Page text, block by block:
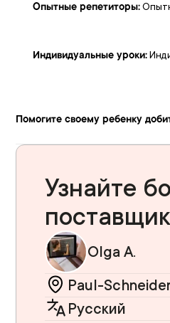
Опытные репетиторы:
Индивидуальные уроки:
Помогите своему ребенку
Узнайте
Olga A.
Paul-
Русский